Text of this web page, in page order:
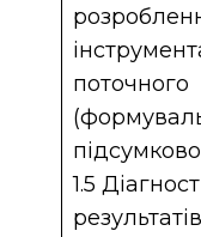
поточного
1.5